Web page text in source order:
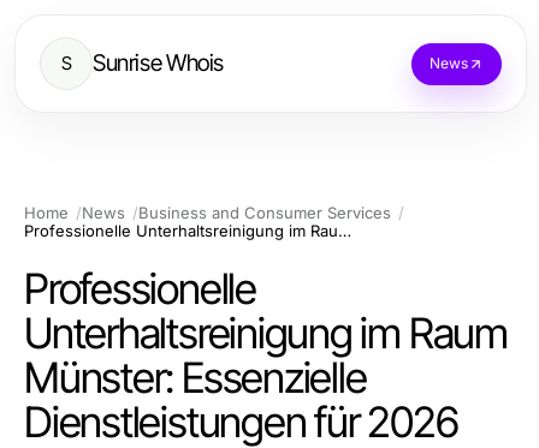
S Sunrise Whois News
Home News
Business and Consumer Services
Professionelle Unterhaltsreinigung im Raum Münster: Essenzielle Dienstleistungen für 2026
Professionelle
Unterhaltsreinigung im Raum
Münster: Essenzielle
Dienstleistungen für 2026